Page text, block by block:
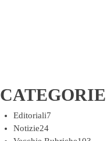
CATEGORIE
Editoriali7
Notizie24